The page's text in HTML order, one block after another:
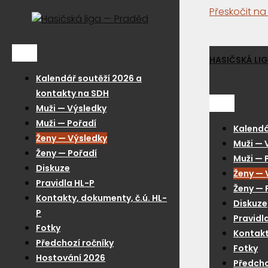
Přeskočit
Kalendář soutěží 2026 a
kontakty na SDH
Muži — Výsledky
Muži — Pořadí
Ženy — Výsledky
Ženy — Pořadí
Diskuze
Pravidla HL-P
Kontakty, dokumenty, č.ú. HL-
P
Fotky
Předchozí ročníky
Hostování 2026
HASIČSKÁ
Muži —
Muži —
Ženy —
Ženy —
Diskuze
Fotky